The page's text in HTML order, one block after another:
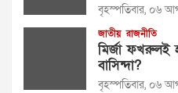
বৃহস্পতিবার, ০৬
জাতীয় রাজনীতি
মির্জা ফখরুলই
বাসিন্দা?
বৃহস্পতিবার, ০৬